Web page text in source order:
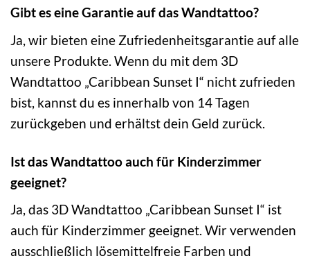
Gibt es eine Garantie auf das Wandtattoo?
Ja, wir bieten eine Zufriedenheitsgarantie auf alle
unsere Produkte. Wenn du mit dem 3D
Wandtattoo „Caribbean Sunset I“ nicht zufrieden
bist, kannst du es innerhalb von 14 Tagen
zurückgeben und erhältst dein Geld zurück.
Ist das Wandtattoo auch für Kinderzimmer
geeignet?
Ja, das 3D Wandtattoo „Caribbean Sunset I“ ist
auch für Kinderzimmer geeignet. Wir verwenden
ausschließlich lösemittelfreie Farben und